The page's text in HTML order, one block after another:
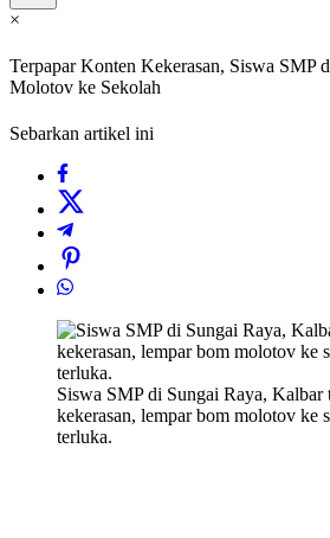
×
Terpapar Konten Kekerasan, Siswa SMP
Molotov ke Sekolah
Sebarkan artikel ini
Siswa SMP di Sungai Raya, Kalbar
kekerasan, lempar bom molotov ke
terluka.